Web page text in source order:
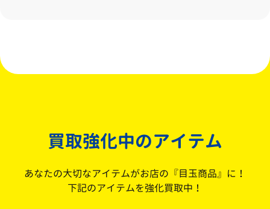
買取強化中のアイテム
あなたの大切なアイテムがお店の『目玉商品』に！
下記のアイテムを強化買取中！